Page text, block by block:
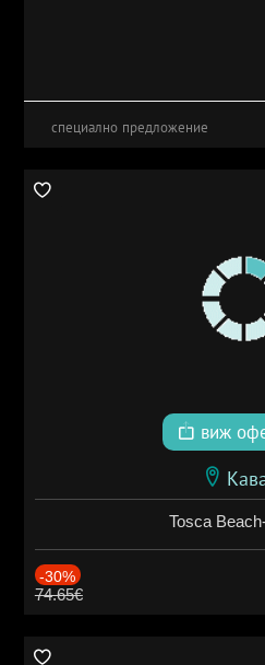
специално предложение
виж
Tosca
-30%
74.65€